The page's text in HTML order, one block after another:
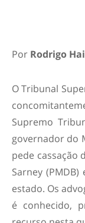
Por Rodrigo
O Tribunal
Supremo
governador do
pede cassação
Sarney
estado. Os
é conhecido,